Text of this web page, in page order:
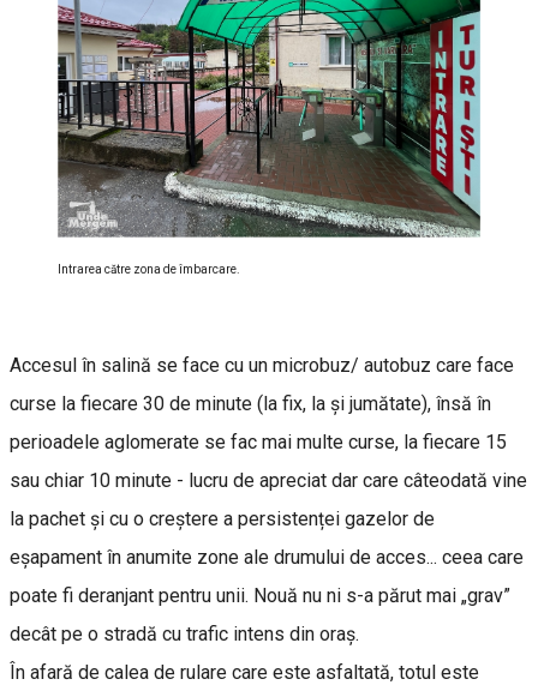
Intrarea către zona de îmbarcare.
Accesul în salină se face cu un microbuz/ autobuz care face
curse la fiecare 30 de minute (la fix, la și jumătate), însă în
perioadele aglomerate se fac mai multe curse, la fiecare 15
sau chiar 10 minute - lucru de apreciat dar care câteodată vine
la pachet și cu o creștere a persistenței gazelor de
eșapament în anumite zone ale drumului de acces... ceea care
poate fi deranjant pentru unii. Nouă nu ni s-a părut mai „grav”
decât pe o stradă cu trafic intens din oraș.
În afară de calea de rulare care este asfaltată, totul este